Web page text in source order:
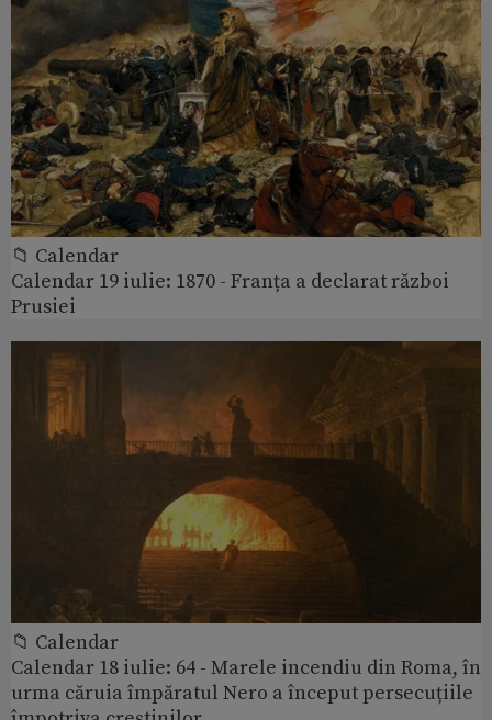
📁 Calendar
Calendar 19 iulie: 1870 - Franța a declarat război
Prusiei
📁 Calendar
Calendar 18 iulie: 64 - Marele incendiu din Roma, în
urma căruia împăratul Nero a început persecuțiile